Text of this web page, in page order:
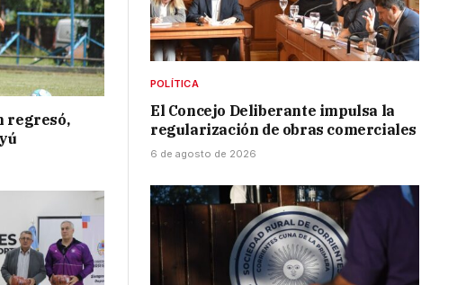
regresó,
POLÍTICA
El Concejo Deliberante impulsa la
regularización de obras comerciales
6 de agosto de 2026